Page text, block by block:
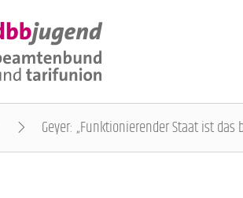
Geyer: „Funktionierender Staat ist